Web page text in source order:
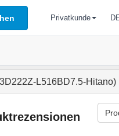
Privatkunde
L516BD7.5-Hitano)